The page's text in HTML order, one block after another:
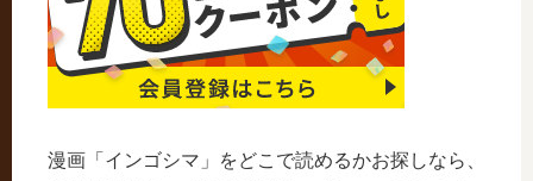
漫画「インゴシマ」をどこで読めるかお探しなら、